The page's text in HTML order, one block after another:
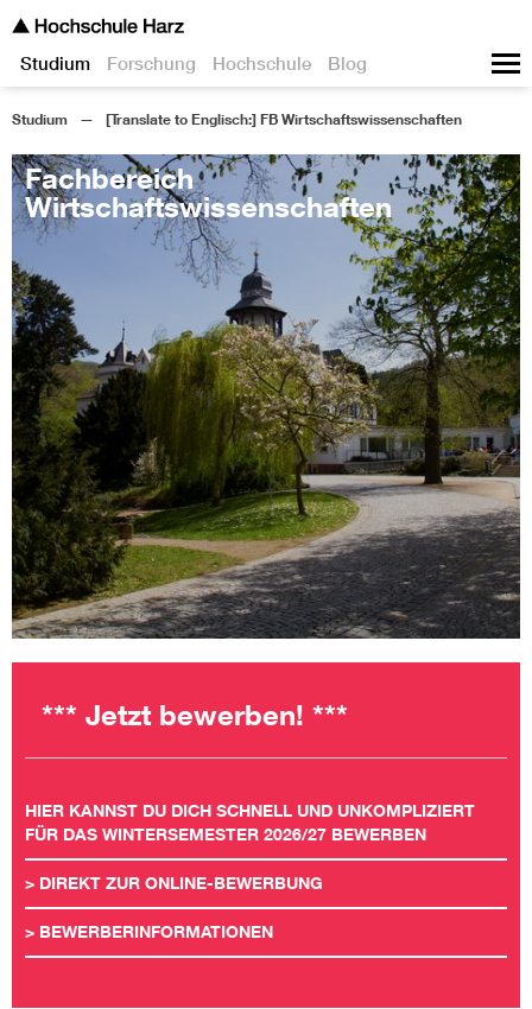
Studium Forschung Hochschule Blog
Studium [Translate to Englisch:] FB Wirtschaftswissenschaften
Fachbereich
Wirtschaftswissenschaften
*** Jetzt bewerben! ***
HIER KANNST DU DICH SCHNELL UND UNKOMPLIZIERT
FÜR DAS WINTERSEMESTER 2026/27 BEWERBEN
> DIREKT ZUR ONLINE-BEWERBUNG
> BEWERBERINFORMATIONEN